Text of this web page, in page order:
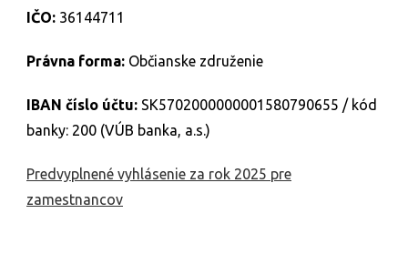
IČO: 36144711
Právna forma: Občianske združenie
IBAN číslo účtu: SK5702000000001580790655 / kód
banky: 200 (VÚB banka, a.s.)
Predvyplnené vyhlásenie za rok 2025 pre
zamestnancov